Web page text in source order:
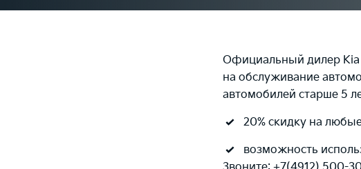
Официальный дилер Kia
на обслуживание
автомобилей старше 5
20% скидку на
возможность